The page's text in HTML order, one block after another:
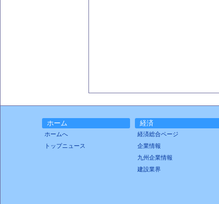
ホーム
ホームへ
トップニュース
経済
経済総合ページ
企業情報
九州企業情報
建設業界